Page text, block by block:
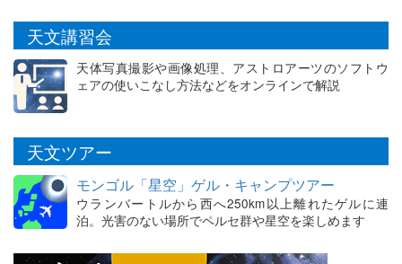
天文講習会
天体写真撮影や画像処理、アストロアーツのソフトウ
ェアの使いこなし方法などをオンラインで解説
天文ツアー
モンゴル「星空」ゲル・キャンプツアー
ウランバートルから西へ250km以上離れたゲルに連
泊。光害のない場所でペルセ群や星空を楽しめます